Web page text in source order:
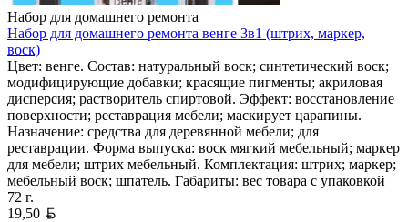
Набор для домашнего ремонта
Набор для домашнего ремонта венге 3в1 (штрих, маркер,
воск)
Цвет: венге. Состав: натуральный воск; синтетический воск;
модифицирующие добавки; красящие пигменты; акриловая
дисперсия; растворитель спиртовой. Эффект: восстановление
поверхности; реставрация мебели; маскирует царапины.
Назначение: средства для деревянной мебели; для
реставрации. Форма выпуска: воск мягкий мебельный; маркер
для мебели; штрих мебельный. Комплектация: штрих; маркер;
мебельный воск; шпатель. Габариты: вес товара с упаковкой
72 г.
19,50